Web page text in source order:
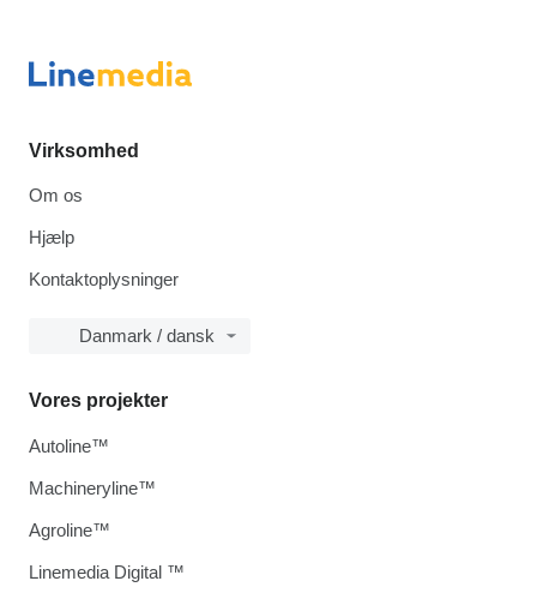
Virksomhed
Om os
Hjælp
Kontaktoplysninger
Danmark / dansk
Vores projekter
Autoline™
Machineryline™
Agroline™
Linemedia Digital ™